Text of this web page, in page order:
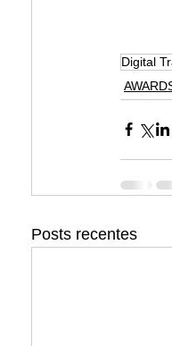
Digital
Posts recentes